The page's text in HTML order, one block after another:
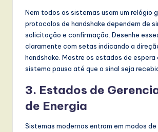
Nem todos os sistemas usam um relógio
protocolos de handshake dependem de
solicitação e confirmação. Desenhe
claramente com setas indicando a
handshake. Mostre os estados de espera
sistema pausa até que o sinal seja
3. Estados de
de Energia
Sistemas modernos entram em modos de